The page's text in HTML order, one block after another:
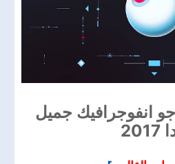
انفوجرافيك جميل